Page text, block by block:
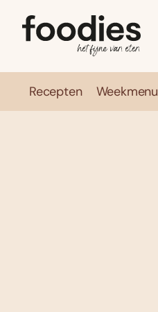
Recepten Weekmenu